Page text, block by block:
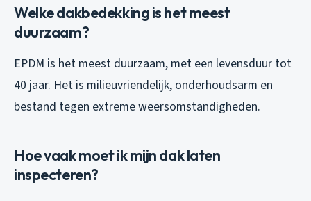
Welke dakbedekking is het meest
duurzaam?
EPDM is het meest duurzaam, met een levensduur tot
40 jaar. Het is milieuvriendelijk, onderhoudsarm en
bestand tegen extreme weersomstandigheden.
Hoe vaak moet ik mijn dak laten
inspecteren?